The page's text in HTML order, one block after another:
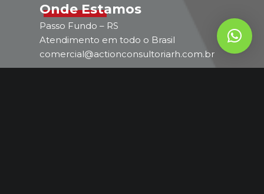
Onde Estamos
Passo Fundo – RS
Atendimento em todo o Brasil
comercial@actionconsultoriarh.com.br